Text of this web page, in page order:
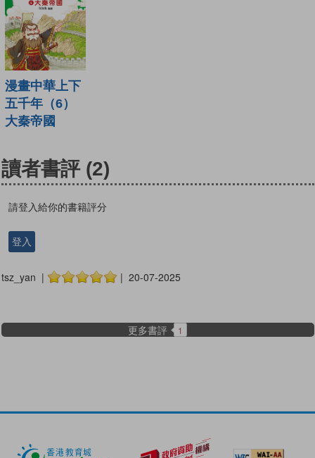
漫畫中華上下
五千年（6）
大秦帝國
讀者書評 (2)
請登入給你的書籍評分
登入
tsz_yan | | 20-07-2025
更多書評 1